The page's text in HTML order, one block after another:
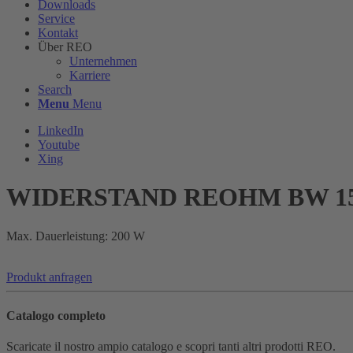
Downloads
Service
Kontakt
Über REO
Unternehmen
Karriere
Search
Menu Menu
LinkedIn
Youtube
Xing
WIDERSTAND REOHM BW
Max. Dauerleistung: 200 W
Produkt anfragen
Catalogo completo
Scaricate il nostro ampio catalogo e scopri tanti altri prodotti REO.